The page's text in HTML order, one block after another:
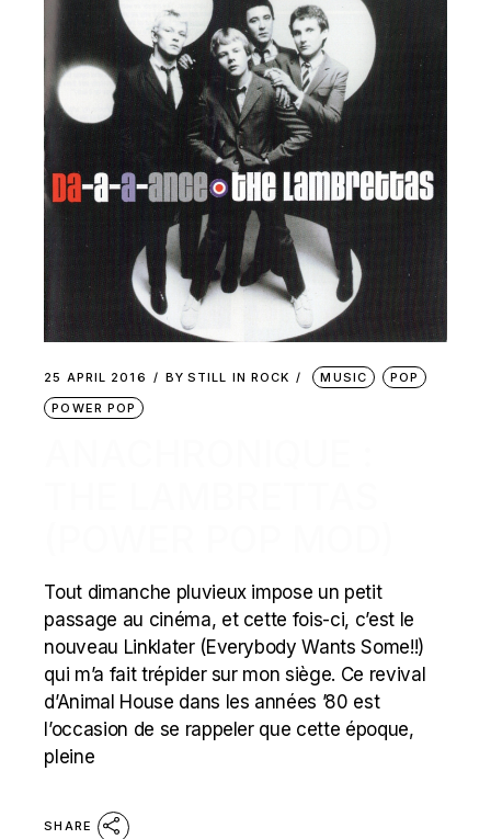
25 APRIL 2016 BY STILL IN ROCK MUSIC
POP
POWER POP
Tout dimanche pluvieux impose un petit
passage au cinéma, et cette fois-ci, c’est le
nouveau Linklater (Everybody Wants Some!!)
qui m’a fait trépider sur mon siège. Ce revival
d’Animal House dans les années ’80 est
l’occasion de se rappeler que cette époque,
pleine
SHARE